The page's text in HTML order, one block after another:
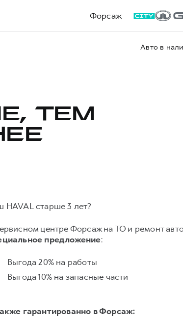
Форсаж
Авто в
ТЕМ
HAVAL старше 3 лет?
центре Форсаж на ТО и ремонт
предложение:
Выгода 20% на работы
Выгода 10% на запасные части
гарантированно в Форсаж: